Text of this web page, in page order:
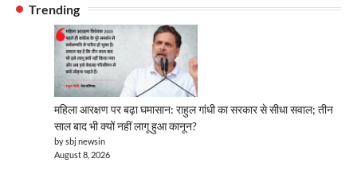
Trending
महिला आरक्षण पर बढ़ा घमासान: राहुल गांधी का सरकार से सीधा सवाल; तीन
साल बाद भी क्यों नहीं लागू हुआ कानून?
by sbj newsin
August 8, 2026